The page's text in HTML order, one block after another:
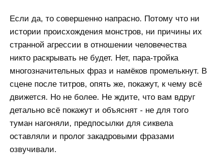
Если да, то совершенно напрасно. Потому что ни
истории происхождения монстров, ни причины их
странной агрессии в отношении человечества
никто раскрывать не будет. Нет, пара-тройка
многозначительных фраз и намёков промелькнут. В
сцене после титров, опять же, покажут, к чему всё
движется. Но не более. Не ждите, что вам вдруг
детально всё покажут и объяснят - не для того
туман нагоняли, предпосылки для сиквела
оставляли и пролог закадровыми фразами
озвучивали.